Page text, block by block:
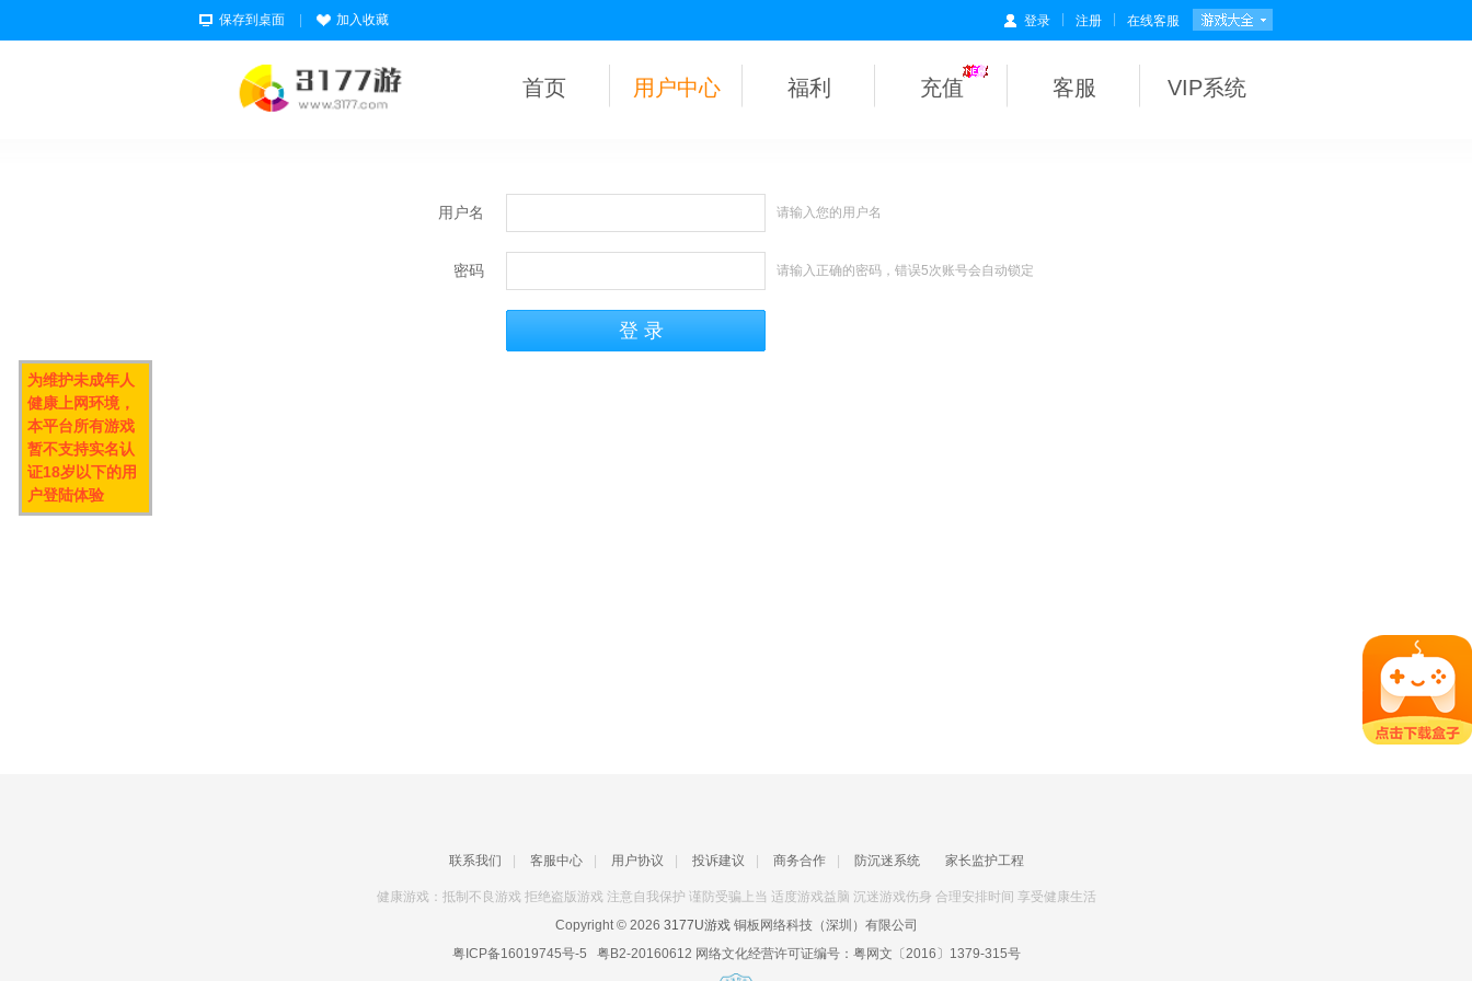
保存到桌面 加入收藏 登录 注册 在线客服
首页 用户中心 福利 充值 客服 VIP系统
用户名 请输入您的用户名
密码 请输入正确的密码，错误5次账号会自动锁定
联系我们 客服中心 用户协议 投诉建议 商务合作 防沉迷系统 家长监护工程
健康游戏：抵制不良游戏 拒绝盗版游戏 注意自我保护 谨防受骗上当 适度游戏益脑 沉迷游戏伤身 合理安排时间 享受健康生活
Copyright © 2026 3177U游戏铜板网络科技（深圳）有限公司
粤ICP备16019745号-5 粤B2-20160612 网络文化经营许可证编号： 粤网文〔2016〕1379-315号
为维护未成年人
健康上网环境，
本平台所有游戏
暂不支持实名认
证18岁以下的用
户登陆体验